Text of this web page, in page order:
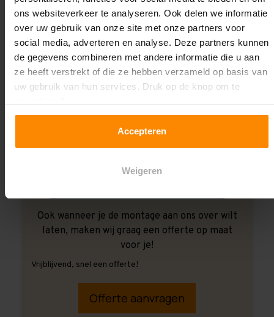
ons websiteverkeer te analyseren. Ook delen we informatie
over uw gebruik van onze site met onze partners voor
social media, adverteren en analyse. Deze partners kunnen
de gegevens combineren met andere informatie die u aan
ze heeft verstrekt of die ze hebben verzameld op basis van
uw gebruik van hun services. Druk op de knop om te
Accepteren
Weigeren
Ook wanneer je de montage aan ons over wilt
laten, maken wij graag een offerte op maat
voor je!
Vrijblijvend, snel een offerte!
Offerte aanvragen